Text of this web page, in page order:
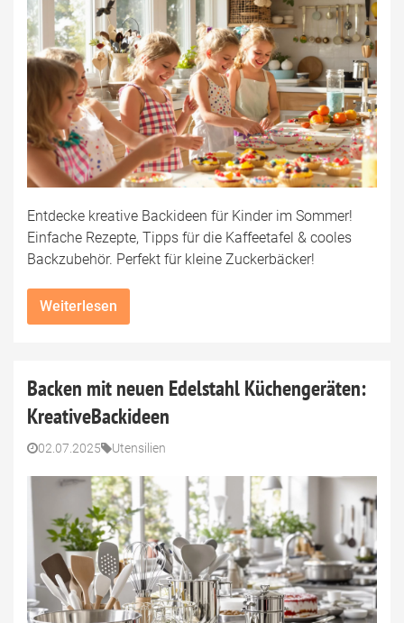
Entdecke kreative Backideen für Kinder im Sommer!
Einfache Rezepte, Tipps für die Kaffeetafel & cooles
Backzubehör. Perfekt für kleine Zuckerbäcker!
Weiterlesen
Backen mit neuen Edelstahl Küchengeräten:
KreativeBackideen
02.07.2025 Utensilien